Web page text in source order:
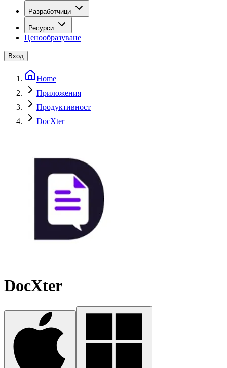
Разработчици
Ресурси
Ценообразуване
Вход
Home
Приложения
Продуктивност
DocXter
DocXter